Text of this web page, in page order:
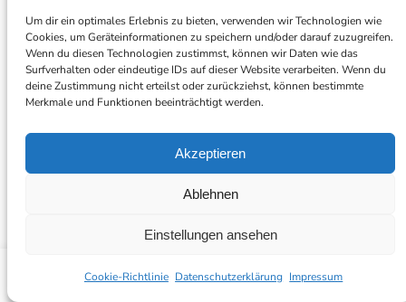
Um dir ein optimales Erlebnis zu bieten, verwenden wir Technologien wie
Cookies, um Geräteinformationen zu speichern und/oder darauf zuzugreifen.
Wenn du diesen Technologien zustimmst, können wir Daten wie das
Surfverhalten oder eindeutige IDs auf dieser Website verarbeiten. Wenn du
deine Zustimmung nicht erteilst oder zurückziehst, können bestimmte
Merkmale und Funktionen beeinträchtigt werden.
Akzeptieren
Ablehnen
Einstellungen ansehen
Cookie-Richtlinie Datenschutzerklärung Impressum
Verstoß vor.
Speicherdauer von
Videoaufnahmen auf
Baustellen: Was ist rechtlich
Die Speicherdauer von Videoaufnahmen ist einer der
auf Baustellen. Das Grundprinzip der DSGVO ist klar:
BLOG